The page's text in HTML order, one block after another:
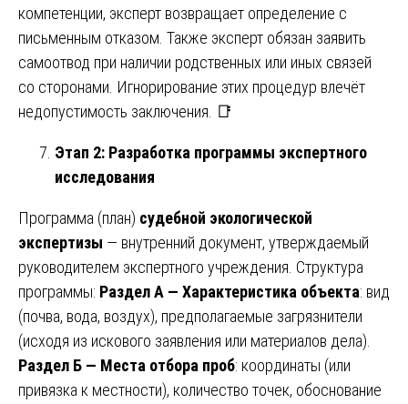
компетенции, эксперт возвращает определение с
письменным отказом. Также эксперт обязан заявить
самоотвод при наличии родственных или иных связей
со сторонами. Игнорирование этих процедур влечёт
недопустимость заключения. 📑
Этап 2: Разработка программы экспертного
исследования
Программа (план) судебной экологической
экспертизы — внутренний документ, утверждаемый
руководителем экспертного учреждения. Структура
программы: Раздел А — Характеристика объекта: вид
(почва, вода, воздух), предполагаемые загрязнители
(исходя из искового заявления или материалов дела).
Раздел Б — Места отбора проб: координаты (или
привязка к местности), количество точек, обоснование